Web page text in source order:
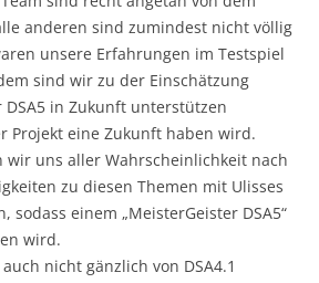
anderen sind zumindest nicht völlig
unsere Erfahrungen im Testspiel
sind wir zu der Einschätzung
DSA5 in Zukunft unterstützen
Projekt eine Zukunft haben wird.
wir uns aller Wahrscheinlichkeit nach
zu diesen Themen mit Ulisses
sodass einem „MeisterGeister DSA5“
wird.
nicht gänzlich von DSA4.1